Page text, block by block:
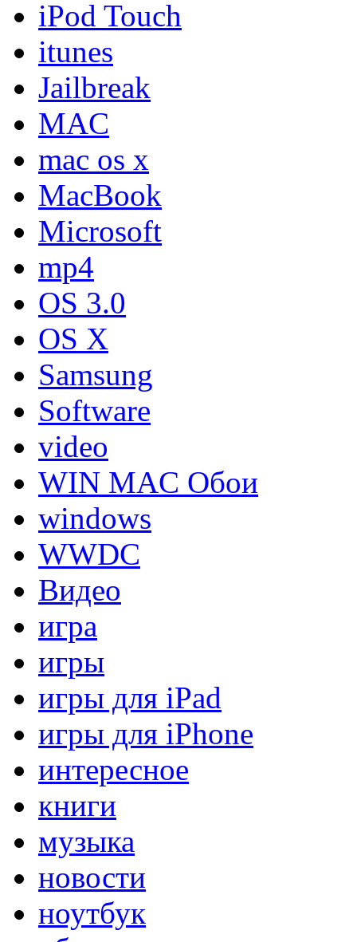
iPod Touch
itunes
Jailbreak
MAC
mac os x
MacBook
Microsoft
mp4
OS 3.0
OS X
Samsung
Software
video
WIN MAC Обои
windows
WWDC
Видео
игра
игры
игры для iPad
игры для iPhone
интересное
книги
музыка
новости
ноутбук